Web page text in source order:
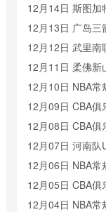
12月14日 斯图加
12月13日 广岛三
12月12日 武里南
12月11日 柔佛新
12月10日 NBA
12月09日 CBA俱
全场录像回放
12月08日 CBA俱
全场录像回放
12月07日 河南队
放
12月06日 NBA
12月05日 CBA俱
像回放
12月04日 NBA